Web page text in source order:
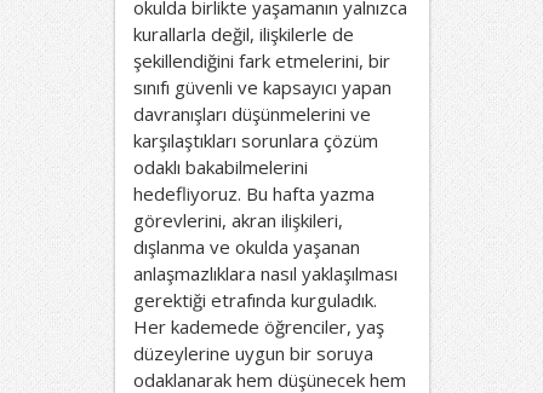
okulda birlikte yaşamanın yalnızca
kurallarla değil, ilişkilerle de
şekillendiğini fark etmelerini, bir
sınıfı güvenli ve kapsayıcı yapan
davranışları düşünmelerini ve
karşılaştıkları sorunlara çözüm
odaklı bakabilmelerini
hedefliyoruz. Bu hafta yazma
görevlerini, akran ilişkileri,
dışlanma ve okulda yaşanan
anlaşmazlıklara nasıl yaklaşılması
gerektiği etrafında kurguladık.
Her kademede öğrenciler, yaş
düzeylerine uygun bir soruya
odaklanarak hem düşünecek hem